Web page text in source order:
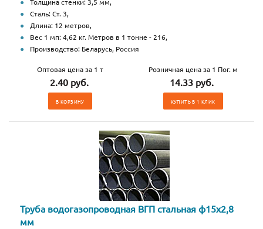
Сталь: Ст. 3,
Длина: 12 метров,
Вес 1 мп: 4,62 кг. Метров в 1 тонне - 216,
Производство: Беларусь, Россия
Оптовая цена за 1 т
2.40 руб.
В КОРЗИНУ
Розничная цена за 1 Пог. м
14.33 руб.
КУПИТЬ В 1 КЛИК
Труба водогазопроводная ВГП стальная ф15х2,8
мм